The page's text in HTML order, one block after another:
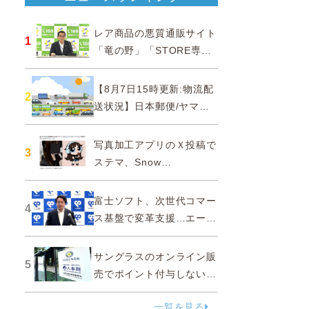
1
レア商品の悪質通販サイト
「竜の野」「STORE専門
ショップ」などに注意…消
費者庁
2
【8月7日15時更新:物流配
送状況】日本郵便/ヤマト
運輸/佐川急便/西濃運輸/福
山通運
3
写真加工アプリのＸ投稿で
ステマ、Snow
Corporationと日本法人に
措置命令
4
富士ソフト、次世代コマー
ス基盤で変革支援…エージ
ェンティックコマースに対
応
5
サングラスのオンライン販
売でポイント付与しないよ
う要請、ルックスオティカ